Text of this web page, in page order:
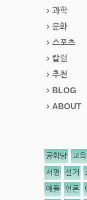
과학
문화
스포츠
칼럼
추천
BLOG
ABOUT
공화당 교육
서평 선거
애플 언론